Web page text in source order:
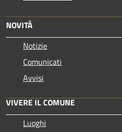
NOVITÀ
Notizie
Comunicati
Avvisi
VIVERE IL COMUNE
Luoghi